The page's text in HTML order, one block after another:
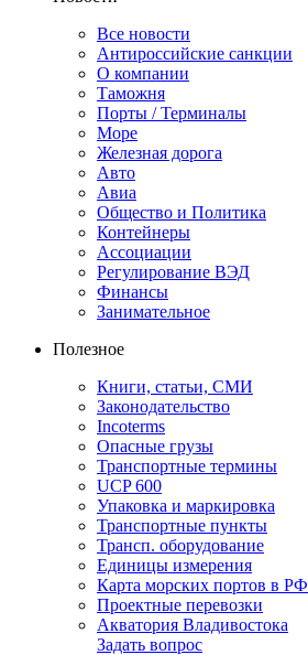
Все новости
Антироссийские санкции
О компании
Таможня
Порты / Терминалы
Море
Железная дорога
Авто
Авиа
Общество и Политика
Контейнеры
Ассоциации
Регулирование ВЭД
Финансы
Занимательное
Полезное
Книги, статьи, СМИ
Законодательство
Incoterms
Опасные грузы
Транспортные термины
UCP 600
Упаковка и маркировка
Транспортные пункты
Трансп. оборудование
Единицы измерения
Карта морских портов в РФ
Проектные перевозки
Акватория Владивостока
Задать вопрос